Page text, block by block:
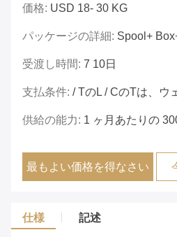
価格: USD 18- 30 KG
パッケージの詳細: Spool+
受渡し時間: 7 10日
支払条件: / TのL / CのTは、ウ
供給の能力: 1 ヶ月あたりの
最もよい価格を得なさい
仕様 記述